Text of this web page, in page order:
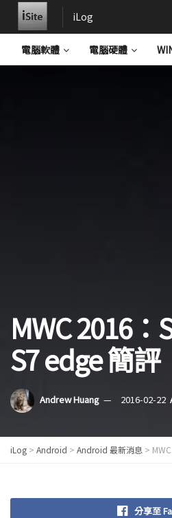
iLog
電腦軟體 電腦硬體
MWC 2016：
S7 edge 簡評
Andrew Huang 2016-02-22
iLog > Android > Android 最新消息 >
分享至